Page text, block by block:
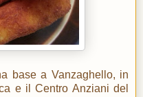
base a Vanzaghello, in
e il Centro Anziani del